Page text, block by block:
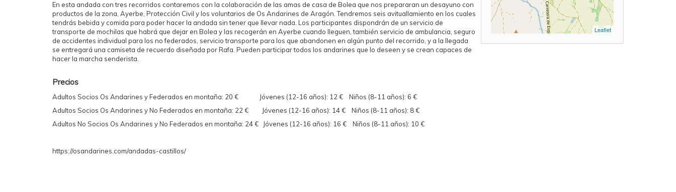
En esta andada con tres recorridos contaremos con la colaboración de las amas de casa de Bolea que nos prepararan un desayuno con
productos de la zona, Ayerbe, Protección Civil y los voluntarios de Os Andarines de Aragón. Tendremos seis avituallamiento en los cuales
tendrás bebida y comida para poder hacer la andada sin tener que llevar nada. Los participantes dispondrán de un servicio de
transporte de mochilas que habrá que dejar en Bolea y las recogerán en Ayerbe cuando lleguen, también servicio de ambulancia, seguro
de accidentes individual para los no federados, servicio transporte para los que abandonen en algún punto del recorrido, y a la llegada
se entregará una camiseta de recuerdo diseñada por Rafa. Pueden participar todos los andarines que lo deseen y se crean capaces de
hacer la marcha senderista.
Precios
Adultos Socios Os Andarines y Federados en montaña: 20 € Jóvenes (12-16 años): 12 € Niños (8-11 años): 6 €
Adultos Socios Os Andarines y No Federados en montaña: 22 € Jóvenes (12-16 años): 14 € Niños (8-11 años): 8 €
Adultos No Socios Os Andarines y No Federados en montaña: 24 € Jóvenes (12-16 años): 16 € Niños (8-11 años): 10 €
https://osandarines.com/andadas-castillos/
Leaflet